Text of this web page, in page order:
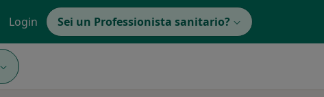
Login Sei un Professionista sanitario?